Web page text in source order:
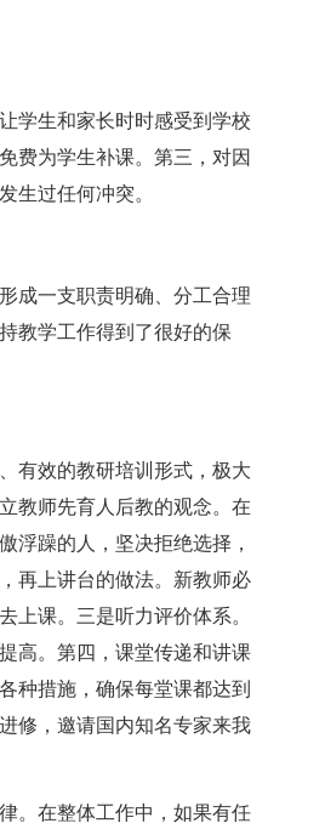
学生和家长时时感受到学校
费为学生补课。第三，对因
生过任何冲突。
成一支职责明确、分工合理
教学工作得到了很好的保
有效的教研培训形式，极大
教师先育人后教的观念。在
浮躁的人，坚决拒绝选择，
再上讲台的做法。新教师必
上课。三是听力评价体系。
高。第四，课堂传递和讲课
种措施，确保每堂课都达到
修，邀请国内知名专家来我
。在整体工作中，如果有任